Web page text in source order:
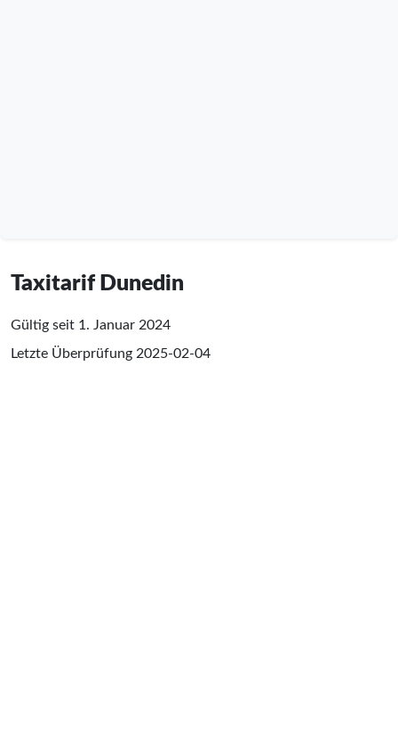
Taxitarif Dunedin
Gültig seit 1. Januar 2024
Letzte Überprüfung 2025-02-04